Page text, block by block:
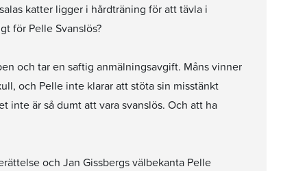
katter ligger i hårdträning för att tävla i
för Pelle Svanslös?
och tar en saftig anmälningsavgift. Måns vinner
och Pelle inte klarar att stöta sin misstänkt
inte är så dumt att vara svanslös. Och att ha
och Jan Gissbergs välbekanta Pelle